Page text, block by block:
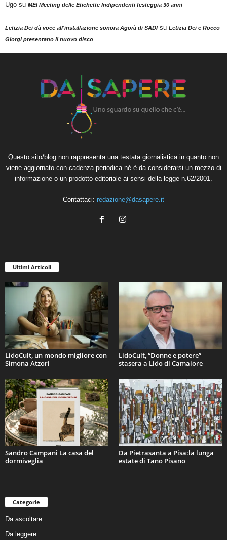
Ugo su MEI Meeting delle Etichette Indipendenti festeggia 30 anni
Letizia Dei dà voce all'installazione sonora Agorà di SADIsu Letizia Dei e Rocco
Giorgi presentano il nuovo disco
Questo sito/blog non rappresenta una testata giornalistica in quanto non
viene aggiornato con cadenza periodica né è da considerarsi un mezzo di
informazione o un prodotto editoriale ai sensi della legge n.62/2001.
Contattaci: redazione@dasapere.it
Ultimi Articoli
LidoCult, un mondo migliore con
Simona Atzori
LidoCult, “Donne e potere”
stasera a Lido di Camaiore
Sandro Campani La casa del
dormiveglia
Da Pietrasanta a Pisa:la lunga
estate di Tano Pisano
Categorie
Da ascoltare
Da leggere